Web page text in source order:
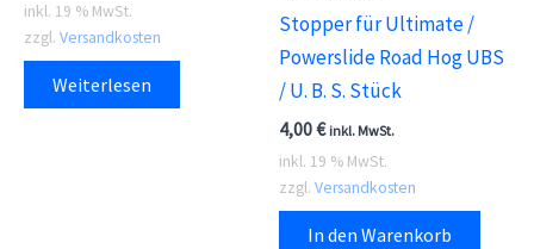
inkl. 19 % MwSt.
zzgl. Versandkosten
Weiterlesen
Stopper für Ultimate /
Powerslide Road Hog UBS
/ U. B. S. Stück
4,00€ inkl. MwSt.
inkl. 19 % MwSt.
zzgl. Versandkosten
In den Warenkorb